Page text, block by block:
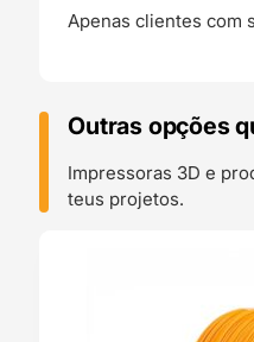
Apenas clientes com
Outras opções
Impressoras 3D e
teus projetos.